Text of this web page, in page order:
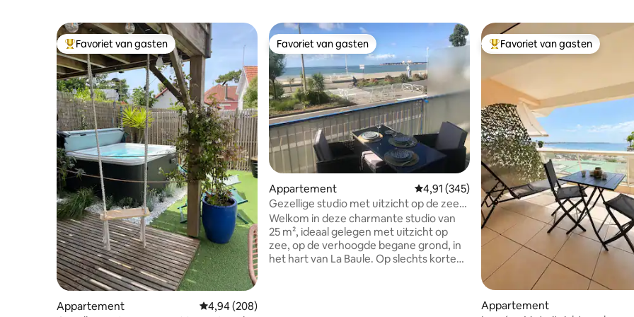
Topfavoriet van gasten
Favoriet van gasten
Appartement Gemiddelde beoordeling van 4,94 uit 5, 208 recensies
4,94 (208)
Favoriet van gasten
Favoriet van gasten
Appartement Gemiddelde beoordeling van 4,91 uit 5, 345
4,91 (345)
Gezellige studio met uitzicht op de zee
en het strand, in het hart van La Baule
Welkom in deze charmante studio van
25 m², ideaal gelegen met uitzicht op
zee, op de verhoogde begane grond, in
het hart van La Baule. Op slechts korte
Topfavoriet van gasten
Favoriet van gasten
Appartement